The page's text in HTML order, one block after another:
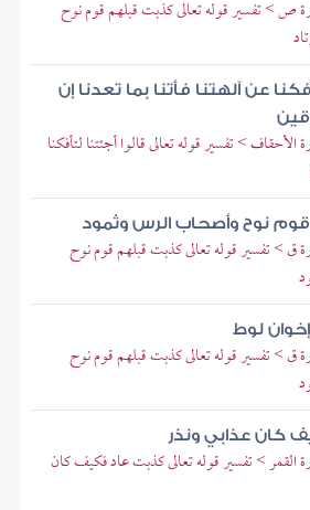
ص > تفسير قوله تعالى كذبت قبلهم قوم نوح
عن آلهتنا فأتنا بما تعدنا إن
> تفسير قوله تعالى قالوا أجئتنا لتأفكنا
نوح وأصحاب الرس وثمود
> تفسير قوله تعالى كذبت قبلهم قوم نوح
لوط
> تفسير قوله تعالى كذبت قبلهم قوم نوح
كان عذابي ونذر
> تفسير قوله تعالى كذبت عاد فكيف كان